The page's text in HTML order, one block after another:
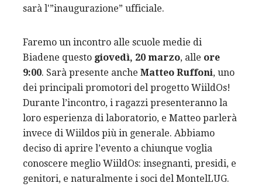
sarà l'”inaugurazione” ufficiale.
Faremo un incontro alle scuole medie di
Biadene questo giovedì, 20 marzo, alle ore
9:00. Sarà presente anche Matteo Ruffoni, uno
dei principali promotori del progetto WiildOs!
Durante l’incontro, i ragazzi presenteranno la
loro esperienza di laboratorio, e Matteo parlerà
invece di Wiildos più in generale. Abbiamo
deciso di aprire l’evento a chiunque voglia
conoscere meglio WiildOs: insegnanti, presidi, e
genitori, e naturalmente i soci del MontelLUG.